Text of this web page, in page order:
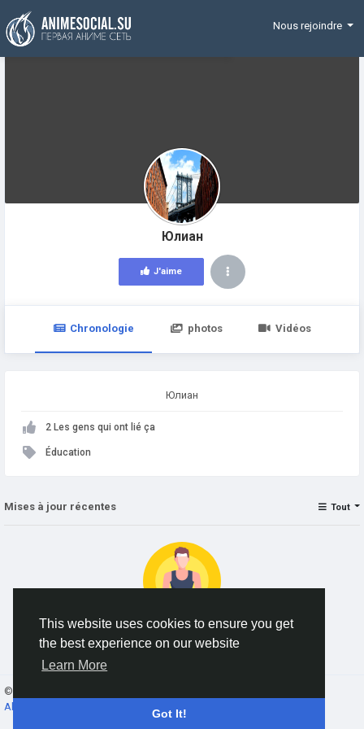
This website uses cookies to ensure you get
the best experience on our website
Learn More
Got It!
Funding
Nous rejoindre
Юлиан
J'aime
Chronologie photos Vidéos
Юлиан
2 Les gens qui ont lié ça
Éducation
Mises à jour récentes Tout
No data to show
© 2026 AnimeSocial.SU - Первая аниме сеть!
About
Confidentialité Contact Us